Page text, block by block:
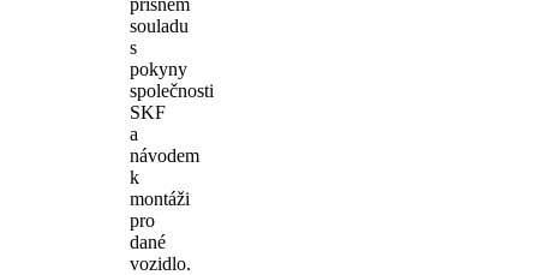
souladu
s
pokyny
společnosti
SKF
a
návodem
k
montáži
pro
dané
vozidlo.